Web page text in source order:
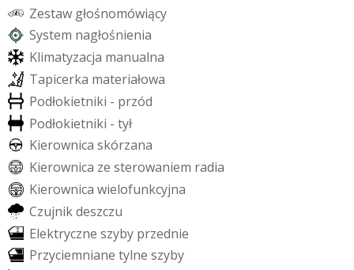
Zestaw głośnomówiący
System nagłośnienia
Klimatyzacja manualna
Tapicerka materiałowa
Podłokietniki - przód
Podłokietniki - tył
Kierownica skórzana
Kierownica ze sterowaniem radia
Kierownica wielofunkcyjna
Czujnikdeszczu
Elektryczne szyby przednie
Przyciemniane tylne szyby